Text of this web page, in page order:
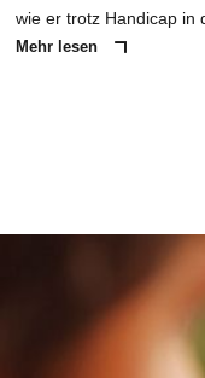
wie er trotz Handicap in
Mehr lesen